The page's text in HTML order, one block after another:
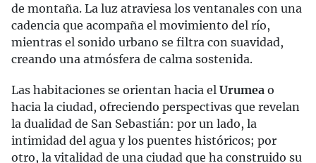
de montaña. La luz atraviesa los ventanales con una
cadencia que acompaña el movimiento del río,
mientras el sonido urbano se filtra con suavidad,
creando una atmósfera de calma sostenida.
Las habitaciones se orientan hacia el Urumea o
hacia la ciudad, ofreciendo perspectivas que revelan
la dualidad de San Sebastián: por un lado, la
intimidad del agua y los puentes históricos; por
otro, la vitalidad de una ciudad que ha construido su